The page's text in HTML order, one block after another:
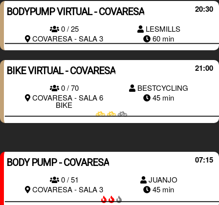
20:30
BODYPUMP VIRTUAL - COVARESA
0 / 25
LESMILLS
COVARESA - SALA 3
60 min
21:00
BIKE VIRTUAL - COVARESA
0 / 70
BESTCYCLING
COVARESA - SALA 6
BIKE
45 min
RESERVAR
07:15
BODY PUMP - COVARESA
0 / 51
JUANJO
COVARESA - SALA 3
45 min